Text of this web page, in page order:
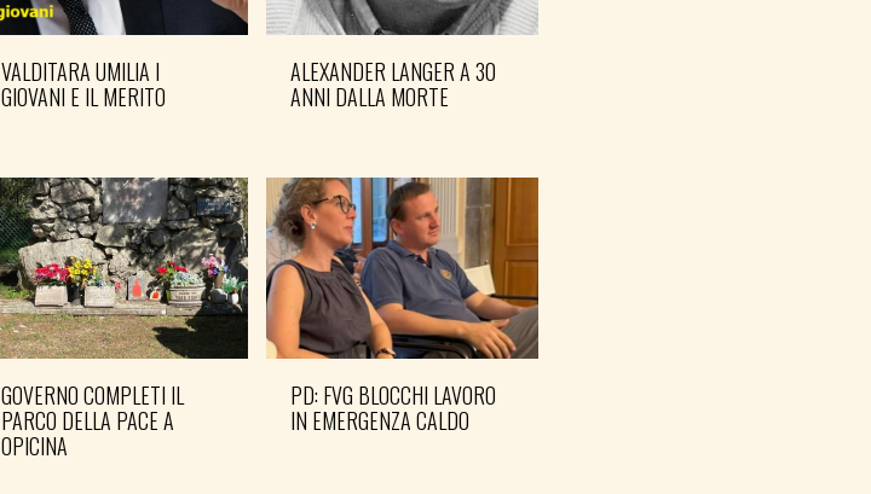
VALDITARA UMILIA I
GIOVANI E IL MERITO
ALEXANDER LANGER A 30
ANNI DALLA MORTE
GOVERNO COMPLETI IL
PARCO DELLA PACE A
OPICINA
PD: FVG BLOCCHI LAVORO
IN EMERGENZA CALDO